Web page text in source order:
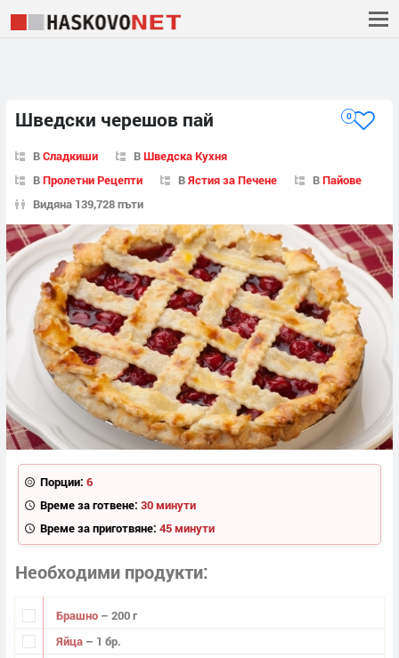
Шведски черешов пай 0
ВСладкиши ВШведска Кухня
ВПролетни Рецепти ВЯстия за Печене ВПайове
Видяна 139,728 пъти
Порции: 6
Време за готвене: 30 минути
Време за приготвяне: 45 минути
Необходими продукти
Брашно – 200 г
Яйца – 1 бр.